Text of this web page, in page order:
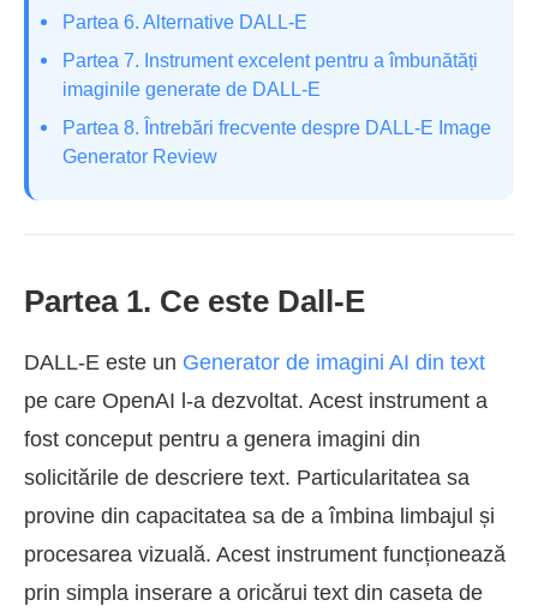
Partea 6. Alternative DALL-E
Partea 7. Instrument excelent pentru a îmbunătăți
imaginile generate de DALL-E
Partea 8. Întrebări frecvente despre DALL-E Image
Generator Review
Partea 1. Ce este Dall-E
DALL-E este un Generator de imagini AI din text
pe care OpenAI l-a dezvoltat. Acest instrument a
fost conceput pentru a genera imagini din
solicitările de descriere text. Particularitatea sa
provine din capacitatea sa de a îmbina limbajul și
procesarea vizuală. Acest instrument funcționează
prin simpla inserare a oricărui text din caseta de